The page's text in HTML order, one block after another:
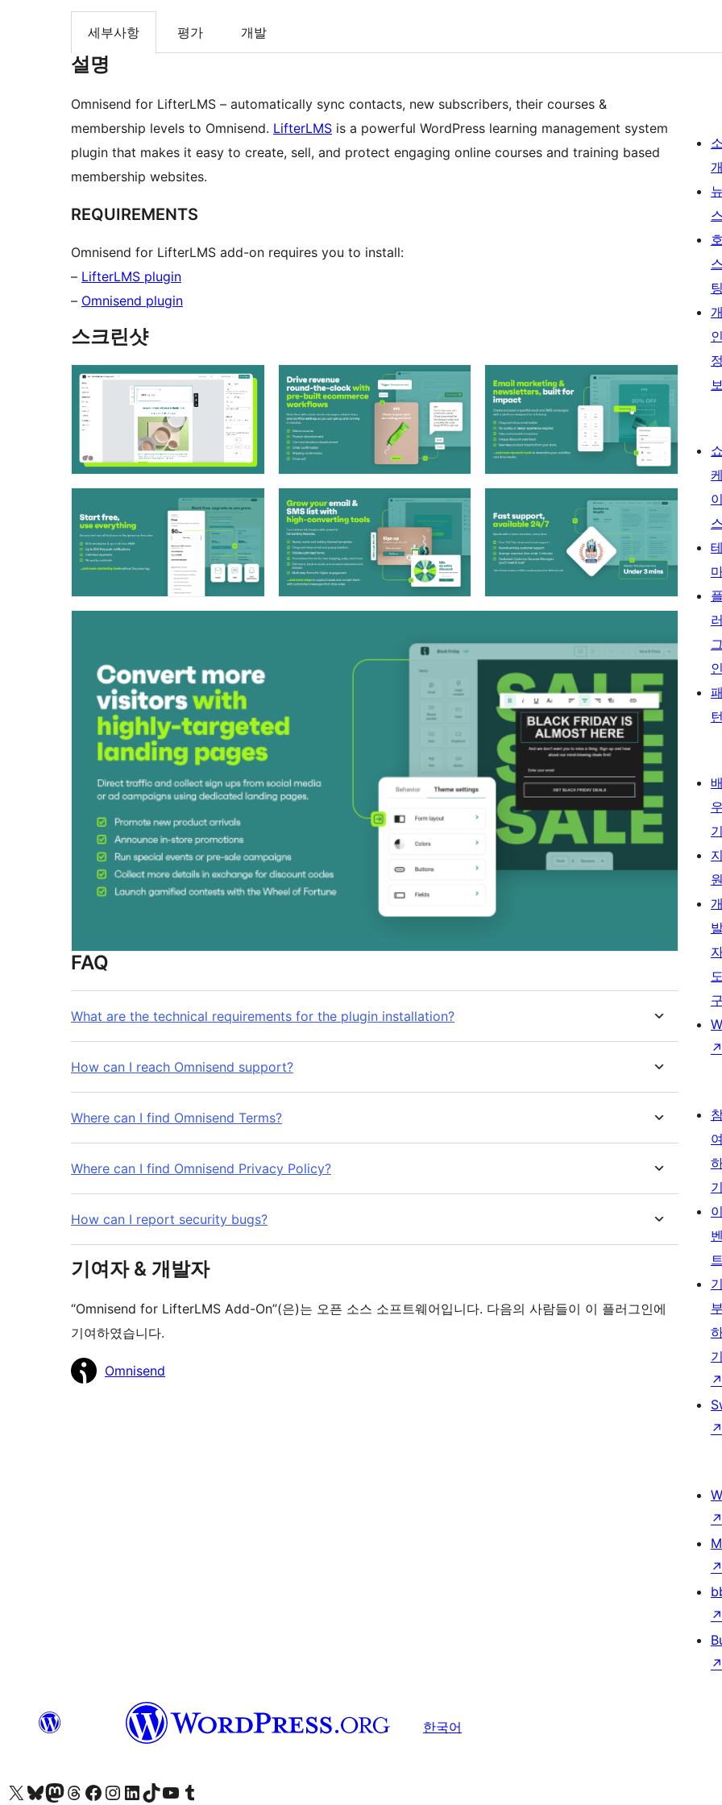
세부사항 평가 개발
설명
Omnisend for LifterLMS – automatically sync contacts, new subscribers, their courses &
membership levels to Omnisend. LifterLMS is a powerful WordPress learning management system
plugin that makes it easy to create, sell, and protect engaging online courses and training based
membership websites.
REQUIREMENTS
Omnisend for LifterLMS add-on requires you to install:
– LifterLMS plugin
– Omnisend plugin
스크린샷
FAQ
What are the technical requirements for the plugin installation?
How can I reach Omnisend support?
Where can I find Omnisend Terms?
Where can I find Omnisend Privacy Policy?
How can I report security bugs?
기여자 & 개발자
“Omnisend for LifterLMS Add-On”(은)는 오픈 소스 소프트웨어입니다. 다음의 사람들이 이 플러그인에
기여하였습니다.
기
Omnisend
소
개
뉴
스
호
스
팅
개
인
정
보
쇼
케
이
스
테
플
러
그
인
패
턴
배
우
기
지
원
개
도
구
↗
여
기
이
벤
트
기
부
기
↗
↗
↗
↗
↗
↗
한국어
X(이전 트위터) 계정 방문하기블루스카이 계정 방문하기마스토돈 계정 방문하기스레드 계정 방문하기 페이스북 페이지 방문하기인스타그램 계정 방문하기 LinkedIn 계정 방문하기틱톡 계정 방문하기유튜브 채널 방문하기 텀블러 계정 방문하기